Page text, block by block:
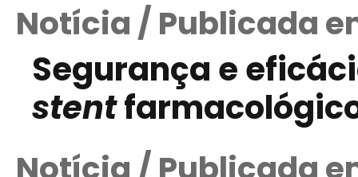
Notícia / Publicada
Segurança e
stent